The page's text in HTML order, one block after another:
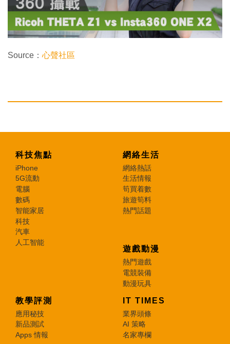
.
Source： 心聲社區
科技焦點
iPhone
5G流動
電腦
數碼
智能家居
科技
汽車
人工智能
網絡生活
網絡熱話
生活情報
筍買着數
旅遊筍料
熱門話題
遊戲動漫
熱門遊戲
電競裝備
動漫玩具
教學評測
應用秘技
新品測試
Apps 情報
IT TIMES
業界頭條
AI 策略
名家專欄